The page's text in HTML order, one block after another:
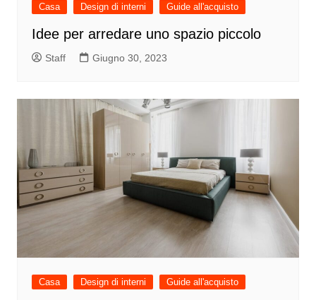
Casa Design di interni Guide all'acquisto
Idee per arredare uno spazio piccolo
Staff Giugno 30, 2023
Casa Design di interni Guide all'acquisto